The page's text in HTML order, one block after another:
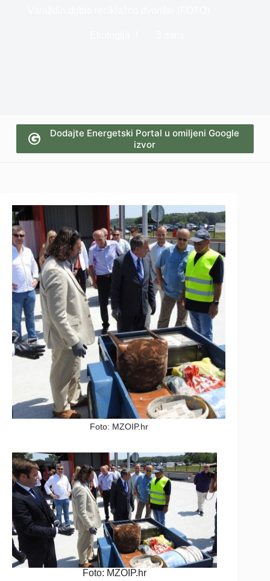
Dodajte Energetski Portal u omiljeni Google
izvor
Foto: MZOIP.hr
Foto: MZOIP.hr